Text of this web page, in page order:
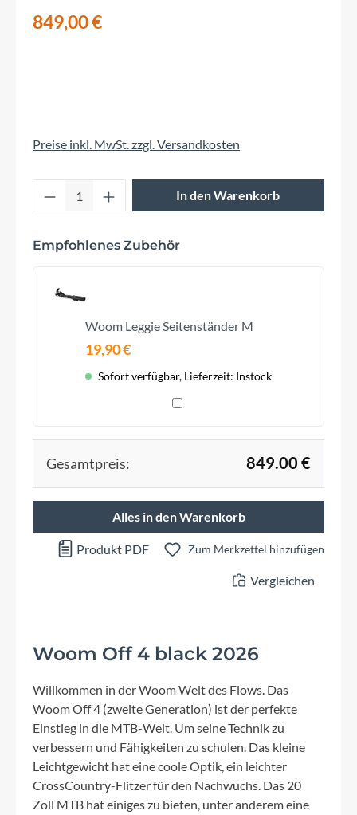
849,00 €
Preise inkl. MwSt. zzgl. Versandkosten
Produkt Anzahl: Gib den gewünschten
In den Warenkorb
Empfohlenes Zubehör
Woom Leggie Seitenständer M
19,90 €
Sofort verfügbar, Lieferzeit: Instock
Gesamtpreis: 849.00 €
Alles in den Warenkorb
Produkt PDF Zum Merkzettel hinzufügen
Vergleichen
Woom Off 4 black 2026
Willkommen in der Woom Welt des Flows. Das
Woom Off 4 (zweite Generation) ist der perfekte
Einstieg in die MTB-Welt. Um seine Technik zu
verbessern und Fähigkeiten zu schulen. Das kleine
Leichtgewicht hat eine coole Optik, ein leichter
CrossCountry-Flitzer für den Nachwuchs. Das 20
Zoll MTB hat einiges zu bieten, unter anderem eine